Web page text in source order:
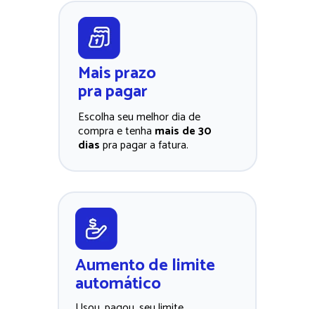
Mais prazo
pra pagar
Aumento de limite
automático
Escolha seu melhor dia de
compra e tenha mais de 30
dias pra pagar a fatura.